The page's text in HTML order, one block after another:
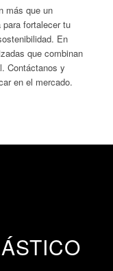
más que un
fortalecer tu
En
que combinan
Contáctanos y
en el mercado.